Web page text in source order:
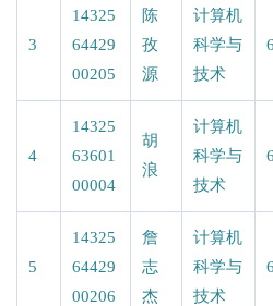
3
14325
64429
00205
陈
孜
源
计算机
科学与
技术
4
14325
63601
00004
胡
浪
计算机
科学与
技术
5
14325
64429
00206
詹
志
杰
计算机
科学与
技术